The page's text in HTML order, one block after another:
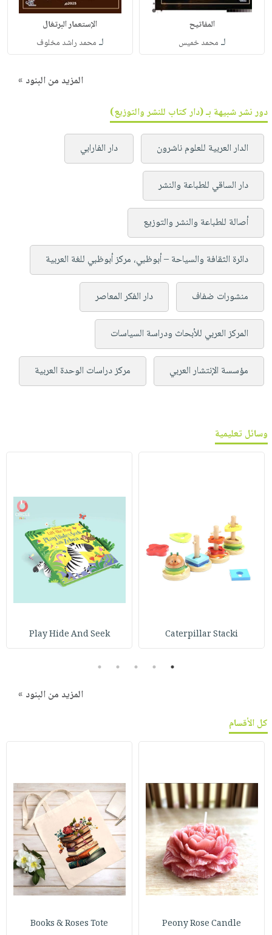
المفاتيح
لـ محمد خميس
الإستعمار البرتغال
لـ محمد راشد مخلوف
المزيد من البنود »
دور نشر شبيهة بـ (دار كتاب للنشر والتوزيع)
الدار العربية للعلوم ناشرون دار الفارابي
دار الساقي للطباعة والنشر
أصالة للطباعة والنشر والتوزيع
دائرة الثقافة والسياحة – أبوظبي، مركز أبوظبي للغة العربية
منشورات ضفاف دار الفكر المعاصر
المركز العربي للأبحاث ودراسة السياسات
مؤسسة الإنتشار العربي مركز دراسات الوحدة العربية
وسائل تعليمية
Caterpillar Stacki
Play Hide And Seek
1
2
3
4
5
المزيد من البنود »
كل الأقسام
Peony Rose Candle
Books & Roses Tote